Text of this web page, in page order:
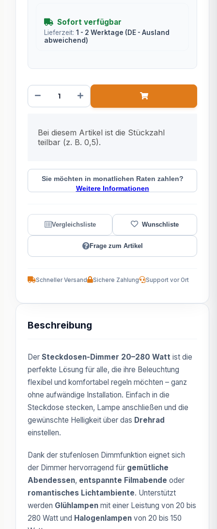
Sofort verfügbar
Lieferzeit: 1 - 2 Werktage (DE - Ausland
abweichend)
Bei diesem Artikel ist die Stückzahl
teilbar (z. B. 0,5).
Sie möchten in monatlichen Raten zahlen?
Weitere Informationen
Frage zum Artikel
Schneller Versand Sichere Zahlung Support vor Ort
Beschreibung
Der Steckdosen-Dimmer 20–280 Watt ist die
perfekte Lösung für alle, die ihre Beleuchtung
flexibel und komfortabel regeln möchten – ganz
ohne aufwändige Installation. Einfach in die
Steckdose stecken, Lampe anschließen und die
gewünschte Helligkeit über das Drehrad
einstellen.
Dank der stufenlosen Dimmfunktion eignet sich
der Dimmer hervorragend für gemütliche
Abendessen, entspannte Filmabende oder
romantisches Lichtambiente. Unterstützt
werden Glühlampen mit einer Leistung von 20 bis
280 Watt und Halogenlampen von 20 bis 150